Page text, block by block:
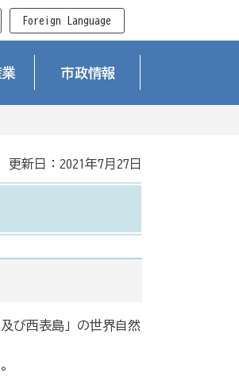
Foreign Language
市政情報
更新日：2021年7月27日
び西表島」の世界自然